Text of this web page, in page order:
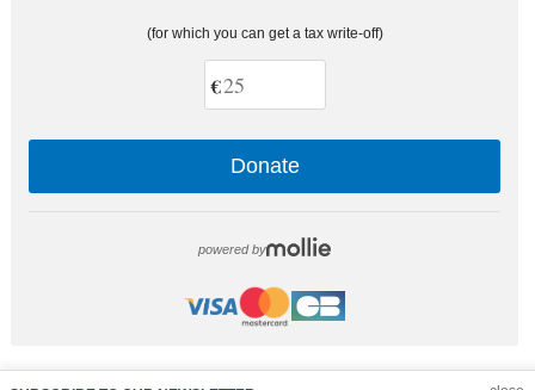
(for which you can get a tax write-off)
€
Donate
powered by